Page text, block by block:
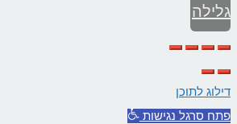
גלילה
לראש
העמוד
דילוג לתוכן
פתח סרגל נגישות